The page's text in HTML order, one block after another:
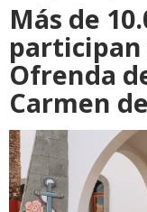
Más de
participan
Ofrenda
Carmen